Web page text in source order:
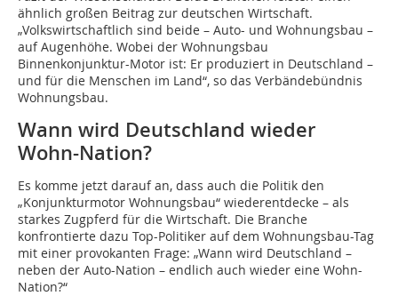
ähnlich großen Beitrag zur deutschen Wirtschaft.
„Volkswirtschaftlich sind beide – Auto- und Wohnungsbau –
auf Augenhöhe. Wobei der Wohnungsbau
Binnenkonjunktur-Motor ist: Er produziert in Deutschland –
und für die Menschen im Land“, so das Verbändebündnis
Wohnungsbau.
Wann wird Deutschland wieder
Wohn-Nation?
Es komme jetzt darauf an, dass auch die Politik den
„Konjunkturmotor Wohnungsbau“ wiederentdecke – als
starkes Zugpferd für die Wirtschaft. Die Branche
konfrontierte dazu Top-Politiker auf dem Wohnungsbau-Tag
mit einer provokanten Frage: „Wann wird Deutschland –
neben der Auto-Nation – endlich auch wieder eine Wohn-
Nation?“